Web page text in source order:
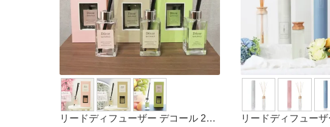
リードディフューザー デコール 2個
リードディフュー